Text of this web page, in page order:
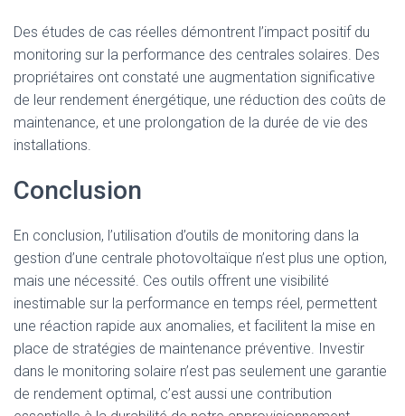
Des études de cas réelles démontrent l’impact positif du
monitoring sur la performance des centrales solaires. Des
propriétaires ont constaté une augmentation significative
de leur rendement énergétique, une réduction des coûts de
maintenance, et une prolongation de la durée de vie des
installations.
Conclusion
En conclusion, l’utilisation d’outils de monitoring dans la
gestion d’une centrale photovoltaïque n’est plus une option,
mais une nécessité. Ces outils offrent une visibilité
inestimable sur la performance en temps réel, permettent
une réaction rapide aux anomalies, et facilitent la mise en
place de stratégies de maintenance préventive. Investir
dans le monitoring solaire n’est pas seulement une garantie
de rendement optimal, c’est aussi une contribution